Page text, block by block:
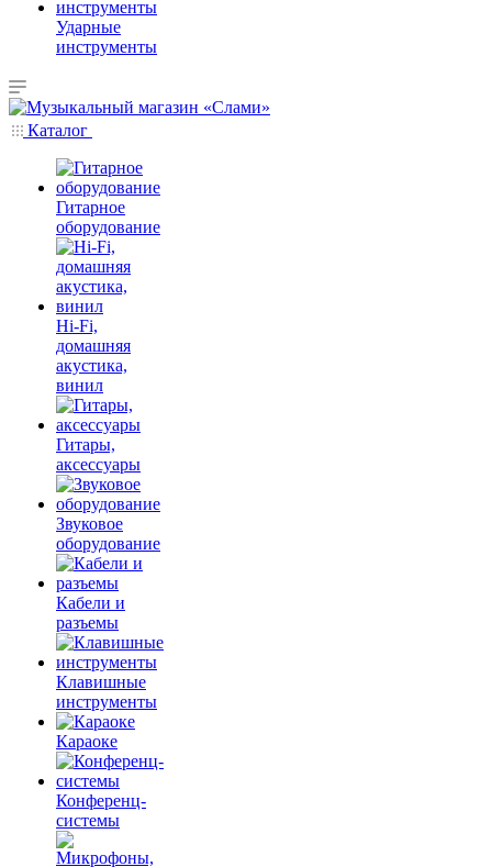
Ударные
инструменты
Каталог
Гитарное
оборудование
Hi-Fi,
домашняя
акустика,
винил
Гитары,
аксессуары
Звуковое
оборудование
Кабели и
разъемы
Клавишные
инструменты
Караоке
Конференц-
системы